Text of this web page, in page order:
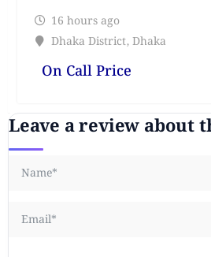
16 hours ago
Dhaka District, Dhaka
On Call Price
Leave a review about